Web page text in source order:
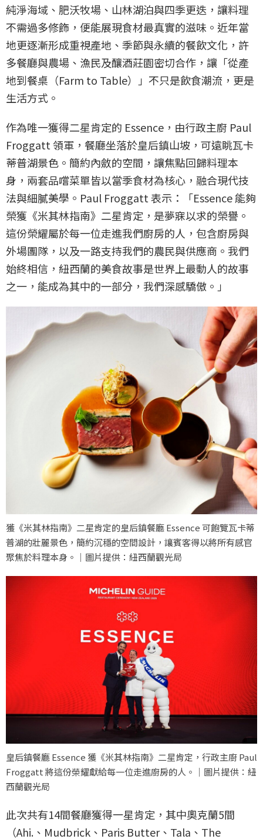
純淨海域、肥沃牧場、山林湖泊與四季更迭，讓料理
不需過多修飾，便能展現食材最真實的滋味。近年當
地更逐漸形成重視產地、季節與永續的餐飲文化，許
多餐廳與農場、漁民及釀酒莊園密切合作，讓「從產
地到餐桌（Farm to Table）」不只是飲食潮流，更是
生活方式。
作為唯一獲得二星肯定的 Essence，由行政主廚 Paul
Froggatt 領軍，餐廳坐落於皇后鎮山坡，可遠眺瓦卡
蒂普湖景色。簡約內斂的空間，讓焦點回歸料理本
身，兩套品嚐菜單皆以當季食材為核心，融合現代技
法與細膩美學。Paul Froggatt 表示：「Essence 能夠
榮獲《米其林指南》二星肯定，是夢寐以求的榮譽。
這份榮耀屬於每一位走進我們廚房的人，包含廚房與
外場團隊，以及一路支持我們的農民與供應商。我們
始終相信，紐西蘭的美食故事是世界上最動人的故事
之一，能成為其中的一部分，我們深感驕傲。」
獲《米其林指南》二星肯定的皇后鎮餐廳 Essence 可飽覽瓦卡蒂
普湖的壯麗景色，簡約沉穩的空間設計，讓賓客得以將所有感官
聚焦於料理本身。｜圖片提供：紐西蘭觀光局
皇后鎮餐廳 Essence 獲《米其林指南》二星肯定，行政主廚 Paul
Froggatt 將這份榮耀獻給每一位走進廚房的人。｜圖片提供：紐
西蘭觀光局
此次共有14間餐廳獲得一星肯定，其中奧克蘭5間
（Ahi.、Mudbrick、Paris Butter、Tala、The